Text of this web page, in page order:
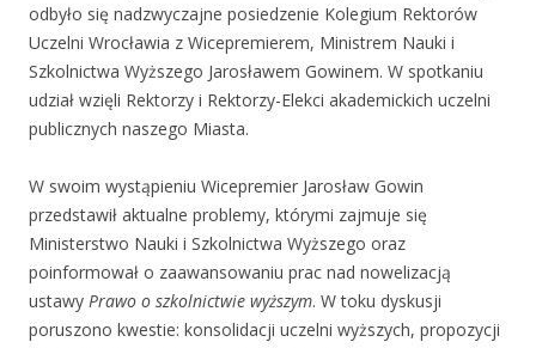
odbyło się nadzwyczajne posiedzenie Kolegium Rektorów
Uczelni Wrocławia z Wicepremierem, Ministrem Nauki i
Szkolnictwa Wyższego Jarosławem Gowinem. W spotkaniu
udział wzięli Rektorzy i Rektorzy-Elekci akademickich uczelni
publicznych naszego Miasta.
W swoim wystąpieniu Wicepremier Jarosław Gowin
przedstawił aktualne problemy, którymi zajmuje się
Ministerstwo Nauki i Szkolnictwa Wyższego oraz
poinformował o zaawansowaniu prac nad nowelizacją
ustawy Prawo o szkolnictwie wyższym. W toku dyskusji
poruszono kwestie: konsolidacji uczelni wyższych, propozycji